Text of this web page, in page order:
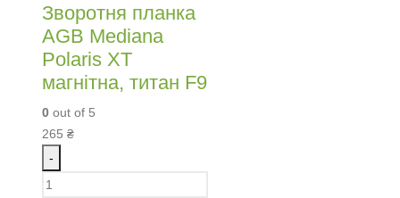
Зворотня планка
AGB Mediana
Pоlaris ХТ
магнітна, титан F9
0 out of 5
265 ₴
-